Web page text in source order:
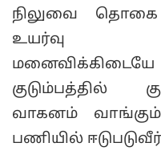
நிலுவை தொகை
உயர்வு
மனைவிக்கிடையே
குடும்பத்தில்
வாகனம் வாங்கும்
பணியில்